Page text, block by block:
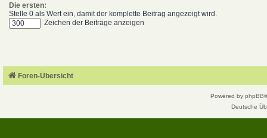
Die ersten:
Stelle 0 als Wert ein, damit der komplette Beitrag angezeigt wird.
Zeichen der Beiträge anzeigen
Foren-Übersicht
Powered by phpBB
Deutsche